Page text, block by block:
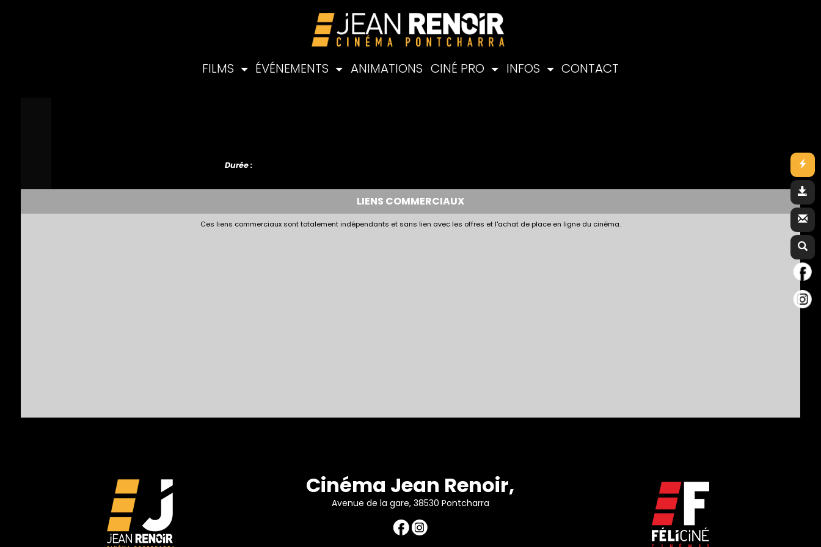
FILMS ÉVÉNEMENTS ANIMATIONS CINÉ PRO INFOS CONTACT
Durée :
LIENS COMMERCIAUX
Ces liens commerciaux sont totalement indépendants et sans lien avec les offres et l'achat de place en ligne du cinéma.
Cinéma Jean Renoir,
Avenue de la gare, 38530 Pontcharra